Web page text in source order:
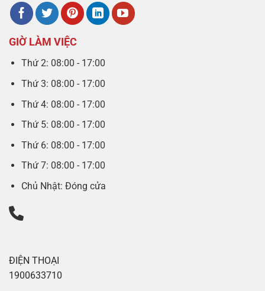
GIỜ LÀM VIỆC
Thứ 2: 08:00 - 17:00
Thứ 3: 08:00 - 17:00
Thứ 4: 08:00 - 17:00
Thứ 5: 08:00 - 17:00
Thứ 6: 08:00 - 17:00
Thứ 7: 08:00 - 17:00
Chủ Nhật: Đóng cửa
ĐIỆN THOẠI
1900633710